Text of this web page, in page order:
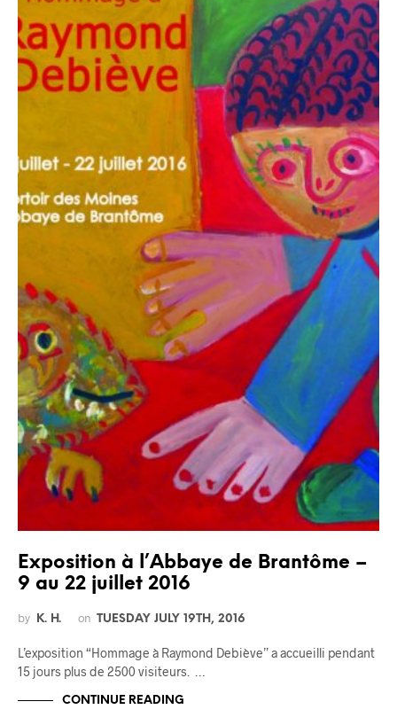
Exposition à l’Abbaye de Brantôme –
9 au 22 juillet 2016
by K. H. on TUESDAY JULY 19TH, 2016
L’exposition “Hommage à Raymond Debiève” a accueilli pendant
15 jours plus de 2500 visiteurs. …
CONTINUE READING